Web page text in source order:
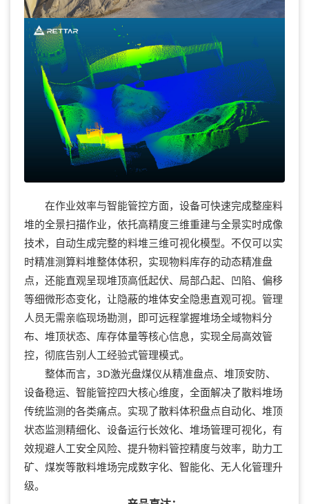
在作业效率与智能管控方面，设备可快速完成整座料
堆的全景扫描作业，依托高精度三维重建与全景实时成像
技术，自动生成完整的料堆三维可视化模型。不仅可以实
时精准测算料堆整体体积，实现物料库存的动态精准盘
点，还能直观呈现堆顶高低起伏、局部凸起、凹陷、偏移
等细微形态变化，让隐蔽的堆体安全隐患直观可视。管理
人员无需亲临现场勘测，即可远程掌握堆场全域物料分
布、堆顶状态、库存体量等核心信息，实现全局高效管
控，彻底告别人工经验式管理模式。
整体而言，3D激光盘煤仪从精准盘点、堆顶安防、
设备稳运、智能管控四大核心维度，全面解决了散料堆场
传统监测的各类痛点。实现了散料体积盘点自动化、堆顶
状态监测精细化、设备运行长效化、堆场管理可视化，有
效规避人工安全风险、提升物料管控精度与效率，助力工
矿、煤炭等散料堆场完成数字化、智能化、无人化管理升
级。